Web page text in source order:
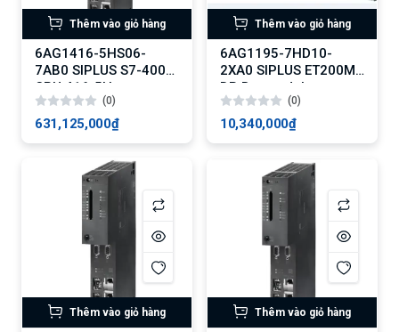
Thêm vào giỏ hàng
6AG1416-5HS06-
7AB0 SIPLUS S7-400
CPU 416-5H
(0)
631,125,000₫
Thêm vào giỏ hàng
6AG1195-7HD10-
2XA0 SIPLUS ET200M
DP Busmodul
(0)
10,340,000₫
Thêm vào giỏ hàng Thêm vào giỏ hàng